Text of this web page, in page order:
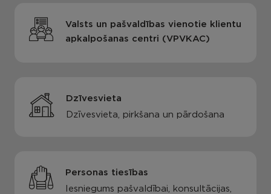
Valsts un pašvaldības vienotie klientu
apkalpošanas centri (VPVKAC)
Dzīvesvieta
Dzīvesvieta, pirkšana un pārdošana
Personas tiesības
Iesniegums pašvaldībai, konsultācijas,